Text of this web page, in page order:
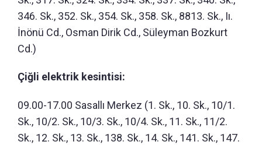
346. Sk., 352. Sk., 354. Sk., 358. Sk., 8813. Sk., Iı.
İnönü Cd., Osman Dirik Cd., Süleyman Bozkurt
Cd.)
Çiğli elektrik kesintisi:
09.00-17.00 Sasallı Merkez (1. Sk., 10. Sk., 10/1.
Sk., 10/2. Sk., 10/3. Sk., 10/4. Sk., 11. Sk., 11/2.
Sk., 12. Sk., 13. Sk., 138. Sk., 14. Sk., 141. Sk., 147.